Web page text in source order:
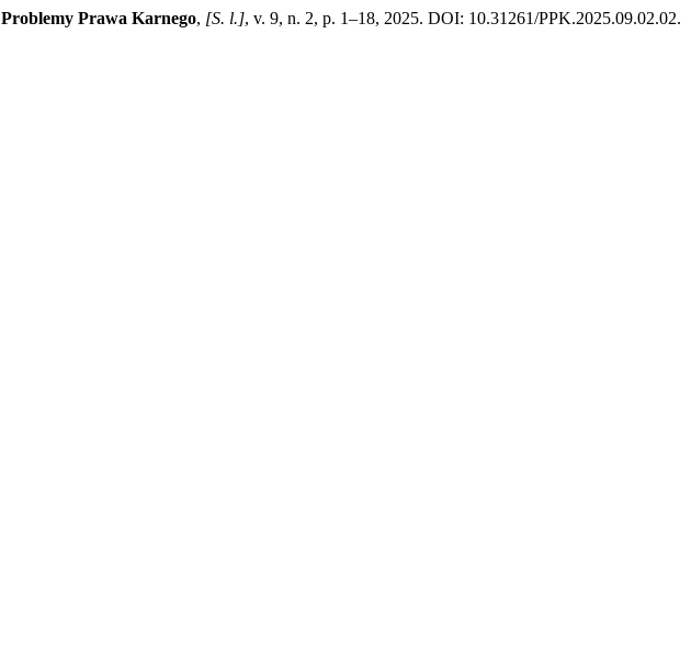
Problemy Prawa Karnego, [S. l.], v. 9, n. 2, p. 1–18, 2025. DOI: 10.31261/PPK.2025.09.02.02.